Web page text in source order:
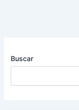
Buscar